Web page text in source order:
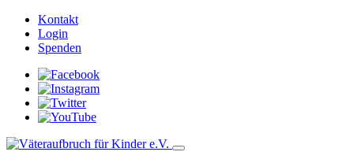
Kontakt
Login
Spenden